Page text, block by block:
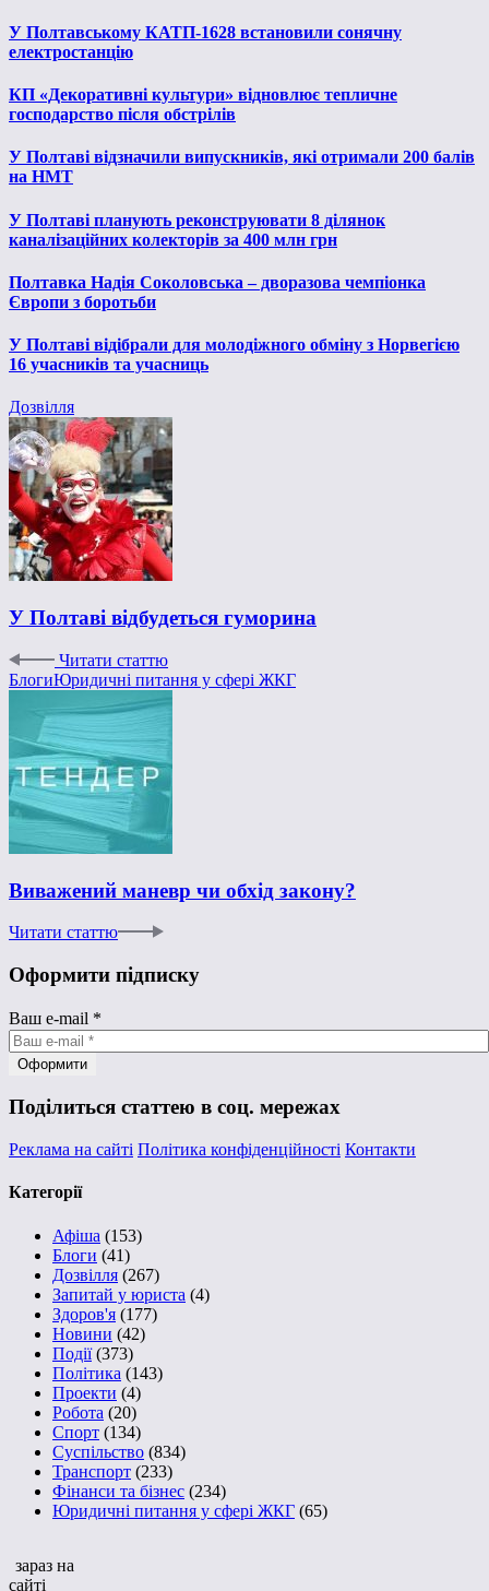
У Полтавському КАТП-1628 встановили сонячну
електростанцію
КП «Декоративні культури» відновлює тепличне
господарство після обстрілів
У Полтаві відзначили випускників, які отримали 200 балів
на НМТ
У Полтаві планують реконструювати 8 ділянок
каналізаційних колекторів за 400 млн грн
Полтавка Надія Соколовська – дворазова чемпіонка
Європи з боротьби
У Полтаві відібрали для молодіжного обміну з Норвегією
16 учасників та учасниць
Дозвілля
У Полтаві відбудеться гуморина
Читати статтю
БлогиЮридичні питання у сфері ЖКГ
Виважений маневр чи обхід закону?
Читати статтю
Оформити підписку
Ваш e-mail *
Поділиться статтею в соц. мережах
Реклама на сайті Політика конфіденційності Контакти
Категорії
Афіша (153)
Блоги (41)
Дозвілля (267)
Запитай у юриста (4)
Здоров'я (177)
Новини (42)
Події(373)
Політика (143)
Проекти (4)
Робота (20)
Спорт (134)
Суспільство (834)
Транспорт (233)
Фінанси та бізнес (234)
Юридичні питання у сфері ЖКГ (65)
зараз на
сайті